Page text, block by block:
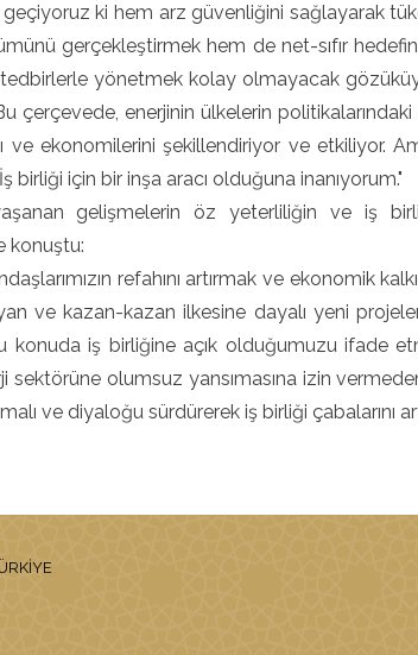
ki hem arz güvenliğini sağlayarak
gerçekleştirmek hem de net-sıfır
tedbirlerle yönetmek kolay olmayacak
çerçevede, enerjinin ülkelerin
ve ekonomilerini şekillendiriyor ve etkiliyor.
birliği için bir inşa aracı olduğuna inanıyorum."
gelişmelerin öz yeterliliğin ve iş
konuştu:
refahını artırmak ve ekonomik
ve kazan-kazan ilkesine dayalı yeni
konuda iş birliğine açık olduğumuzu ifade
sektörüne olumsuz yansımasına izin
ve diyaloğu sürdürerek iş birliği çabalarını